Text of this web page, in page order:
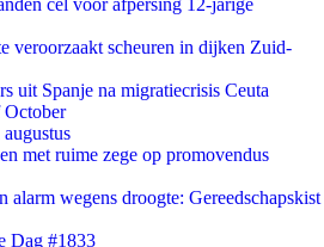
cel voor afpersing 12-jarige
veroorzaakt scheuren in dijken Zuid-
uit Spanje na migratiecrisis Ceuta
met ruime zege op promovendus
alarm wegens droogte: Gereedschapskist
Dag #1833